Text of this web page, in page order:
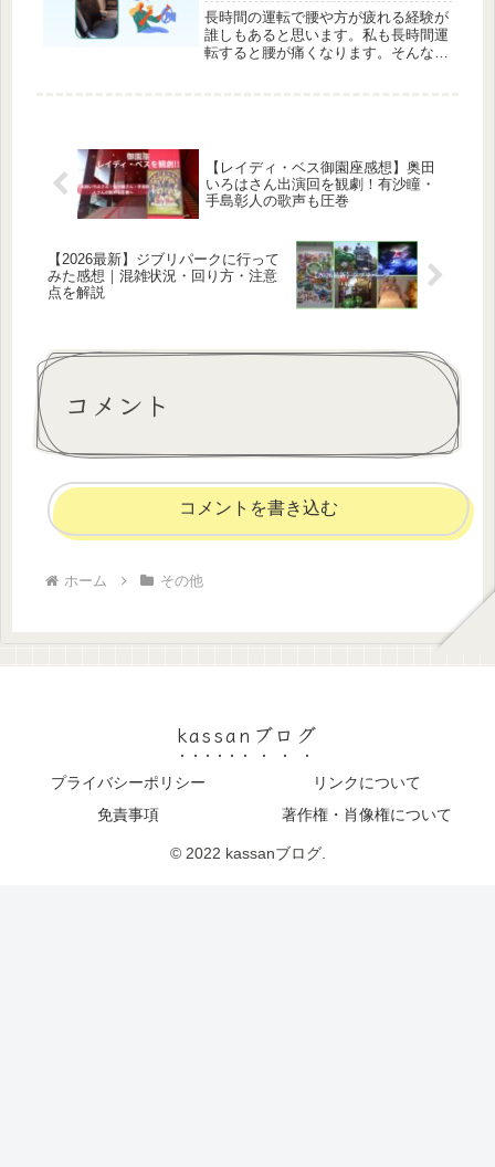
長時間の運転で腰や方が疲れる経験が
誰しもあると思います。私も長時間運
転すると腰が痛くなります。そんな
【レイディ・ベス御園座感想】奥田
いろはさん出演回を観劇！有沙瞳・
手島彰人の歌声も圧巻
【2026最新】ジブリパークに行って
みた感想｜混雑状況・回り方・注意
点を解説
コメント
コメントを書き込む
ホーム その他
kassanブログ
プライバシーポリシー
リンクについて
免責事項
著作権・肖像権について
© 2022 kassanブログ.